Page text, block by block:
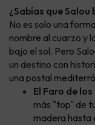
¿Sabías que
No es solo una
nombre al cuarzo y
bajo el sol. Pero
un destino con
una postal
El Faro de
más "top" de
madera hasta